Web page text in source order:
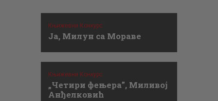
Књижевни Конкурс
Ја, Милун са Мораве
Књижевни Конкурс
„Четири фењера”, Миливој
Анђелковић